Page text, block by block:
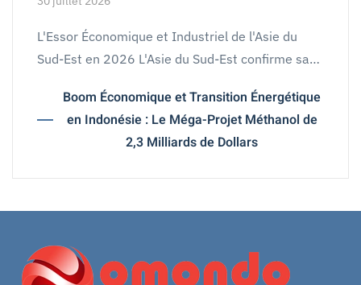
L'Essor Économique et Industriel de l'Asie du
Sud-Est en 2026 L'Asie du Sud-Est confirme sa…
Boom Économique et Transition Énergétique
en Indonésie : Le Méga-Projet Méthanol de
2,3 Milliards de Dollars